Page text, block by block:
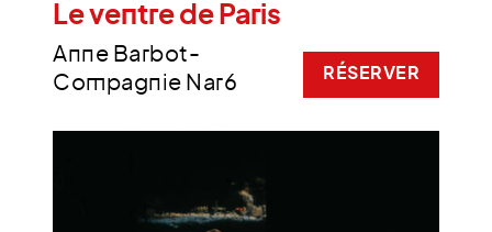
Le ventre de Paris
Anne Barbot-
Compagnie Nar6
RÉSERVER